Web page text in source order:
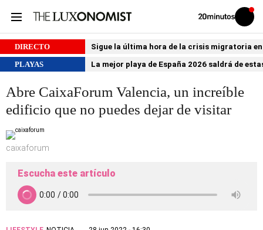
Volver
Iniciar
sesión
DIRECTO
Sigue la última hora de la crisis migratoria
PLAYAS
La mejor playa de España 2026 saldrá de
Abre CaixaForum Valencia, un increíble
edificio que no puedes dejar de visitar
caixaforum
Escucha este artículo